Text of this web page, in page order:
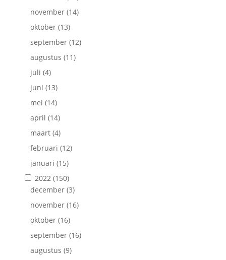
november(14)
oktober(13)
september(12)
augustus (11)
juli (4)
juni (13)
mei (14)
april (14)
maart(4)
februari (12)
januari (15)
2022(150)
december(3)
november(16)
oktober(16)
september(16)
augustus (9)